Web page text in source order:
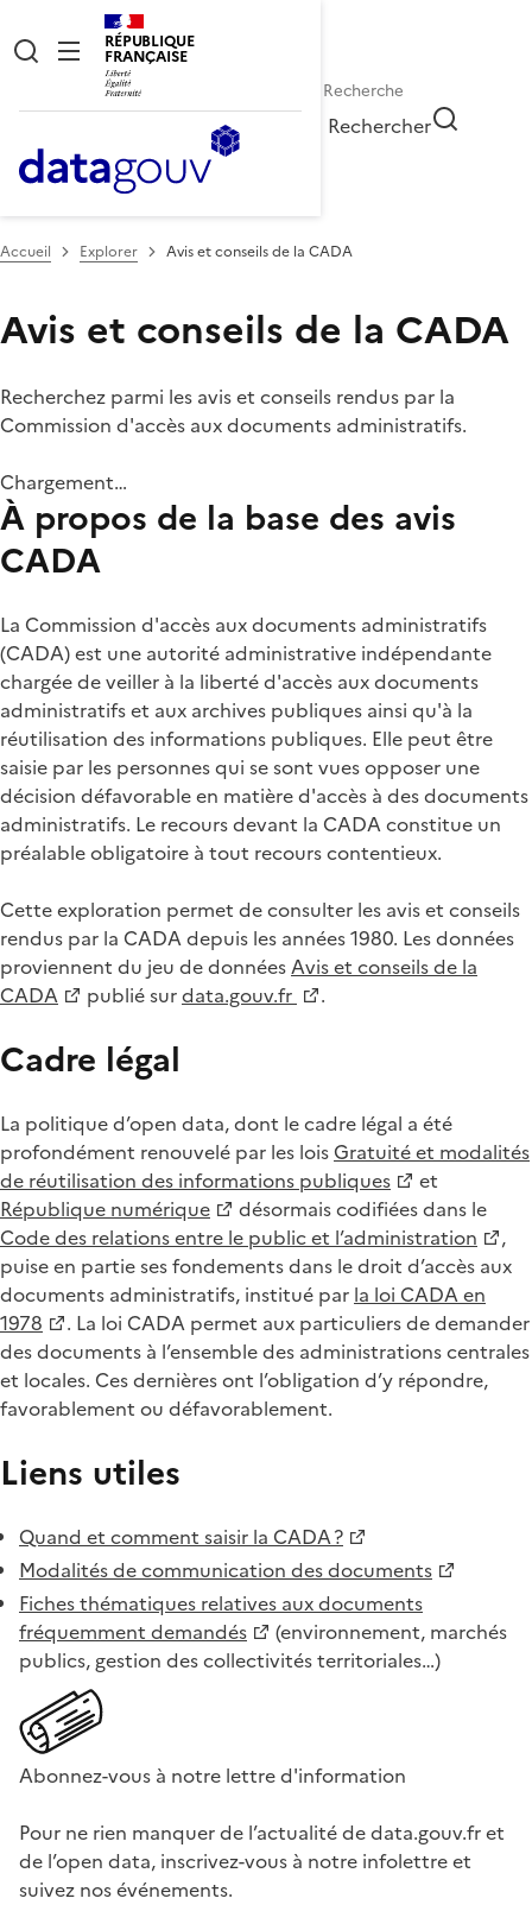
RÉPUBLIQUE
FRANÇAISE
Rechercher
Accueil Explorer Avis et conseils de la CADA
Avis et conseils de la CADA
Recherchez parmi les avis et conseils rendus par la
Commission d'accès aux documents administratifs.
Chargement…
À propos de la base des avis
CADA
La Commission d'accès aux documents administratifs
(CADA) est une autorité administrative indépendante
chargée de veiller à la liberté d'accès aux documents
administratifs et aux archives publiques ainsi qu'à la
réutilisation des informations publiques. Elle peut être
saisie par les personnes qui se sont vues opposer une
décision défavorable en matière d'accès à des documents
administratifs. Le recours devant la CADA constitue un
préalable obligatoire à tout recours contentieux.
Cette exploration permet de consulter les avis et conseils
rendus par la CADA depuis les années 1980. Les données
proviennent du jeu de donnéesAvis et conseils de la
CADA
publié surdata.gouv.fr .
Cadre légal
La politique d’open data, dont le cadre légal a été
profondément renouvelé par les loisGratuité et modalités
de réutilisation des informations publiques
et
République numérique
désormais codifiées dans le
Code des relations entre le public et l’administration
,
puise en partie ses fondements dans le droit d’accès aux
documents administratifs, institué par la loi CADA en
1978
. La loi CADA permet aux particuliers de demander
des documents à l’ensemble des administrations centrales
et locales. Ces dernières ont l’obligation d’y répondre,
favorablement ou défavorablement.
Liens utiles
Quand et comment saisir la CADA ?
Modalités de communication des documents
Fiches thématiques relatives aux documents
fréquemment demandés
(environnement, marchés
publics, gestion des collectivités territoriales…)
Abonnez-vous à notre lettre d'information
Pour ne rien manquer de l’actualité de data.gouv.fr et
de l’open data, inscrivez-vous à notre infolettre et
suivez nos événements.